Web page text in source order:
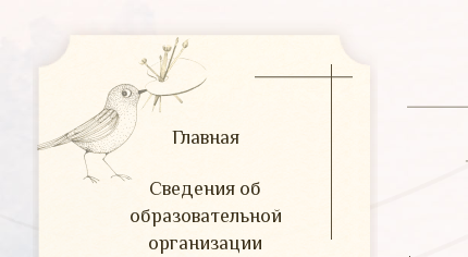
Главная
Сведения об
образовательной
организации